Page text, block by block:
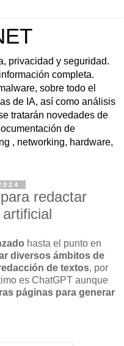
privacidad y seguridad.
completa.
sobre todo el
de IA, así como análisis
tratarán novedades de
de
, networking, hardware,
redactar
hasta el punto en
diversos ámbitos de
de textos, por
es ChatGPT aunque
páginas para generar